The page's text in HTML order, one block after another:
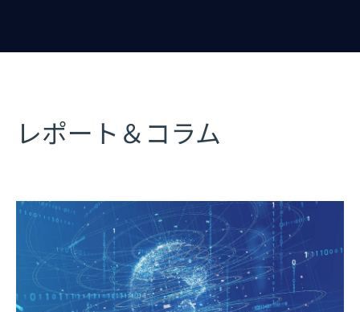
レポート＆コラム